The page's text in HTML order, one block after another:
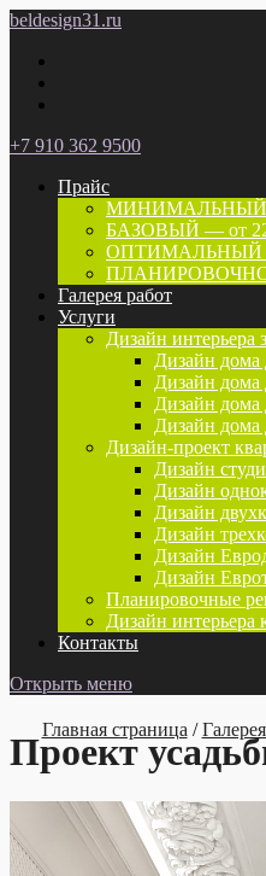
beldesign31.ru
+7 910 362 9500
Прайс
МИНИМАЛЬНЫЙ
БАЗОВЫЙ — от
ОПТИМАЛЬНЫЙ
Галерея работ
Услуги
Дизайн интерьера
Дизайн дома
Дизайн дома
Дизайн дома
Дизайн дома
Дизайн-проект
Дизайн
Дизайн
Дизайн
Дизайн
Дизайн
Дизайн
Планировочные
Дизайн интерьера
Контакты
Открыть меню
Главная страница /
Проект